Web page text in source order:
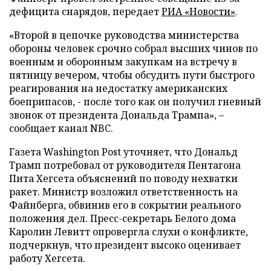
дефицита снарядов, передаетРИА «Новости».
«Второй в цепочке руководства министерства
обороны человек срочно собрал высших чинов по
военным и оборонным закупкам на встречу в
пятницу вечером, чтобы обсудить пути быстрого
реагирования на недостатку американских
боеприпасов, - после того как он получил гневный
звонок от президента Дональда Трампа», –
сообщает канал NBC.
Газета Washington Post уточняет, что Дональд
Трамп потребовал от руководителя Пентагона
Пита Хегсета объяснений по поводу нехватки
ракет. Министр возложил ответственность на
Файнберга, обвинив его в сокрытии реального
положения дел. Пресс-секретарь Белого дома
Каролин Левитт опровергла слухи о конфликте,
подчеркнув, что президент высоко оценивает
работу Хегсета.